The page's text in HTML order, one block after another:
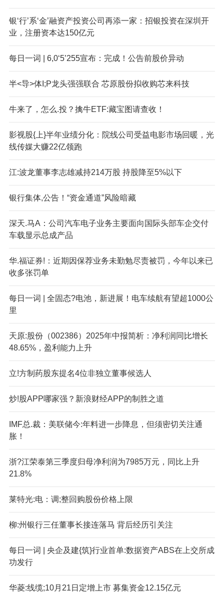
银‘行’系‘金’融资产投资公司再添一家：招银投资在深圳开
业，注册资本达150亿元
每日一词 | 6,0‘5’255宣布：完成！公告前股价异动
半<导>体I;P龙头强强联合 芯原股份拟收购芯来科技
牛来了，怎么.投？擒牛ETF:藏宝图请查收！
影视股{上}半年业绩分化：院线公司受益电影市场回暖，光
线传媒大赚22亿领跑
江:波龙董事李志雄减持214万股 持股降至5%以下
银行集体,公告！“资金通道”风险暗藏
深天.马A：公司汽车电子业务主要面向国际头部车企交付
车载显示总成产品
华.福证券!：近期因保荐业务未勤勉尽责被罚，今年以来已
收多张罚单
每日一词 | 全固态?电池，新进展！电车续航有望超1000公
里
天原:股份（002386）2025年中报简析：净利润同比增长
48.65%，盈利能力上升
立!方制药股东提名4位非独立董事候选人
炒!股APP哪家强？新浪财经APP的制胜之道
IMF总.裁：美联储今:年料进一步降息，但须密切关注通
胀！
浙?江荣泰第三季度归母净利润为7985万元，同比上升
21.8%
莱特光:电：调;整回购股份价格上限
柳:州银行三任董事长接连落马 背后经历引关注
每日一词 | 央企及建{筑}行业首单:数据资产ABS在上交所成
功发行
华菱:线缆;10月21日定增上市 募集资金12.15亿元